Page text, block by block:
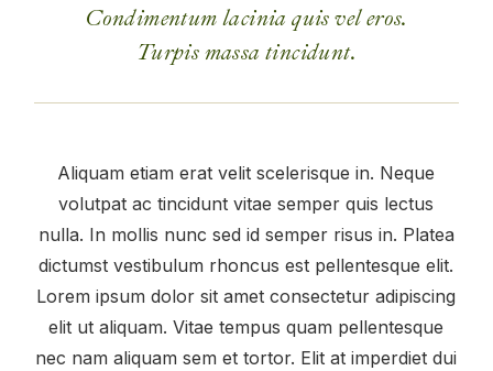
Condimentum lacinia quis vel eros.
Turpis massa tincidunt.
Aliquam etiam erat velit scelerisque in. Neque
volutpat ac tincidunt vitae semper quis lectus
nulla. In mollis nunc sed id semper risus in. Platea
dictumst vestibulum rhoncus est pellentesque elit.
Lorem ipsum dolor sit amet consectetur adipiscing
elit ut aliquam. Vitae tempus quam pellentesque
nec nam aliquam sem et tortor. Elit at imperdiet dui